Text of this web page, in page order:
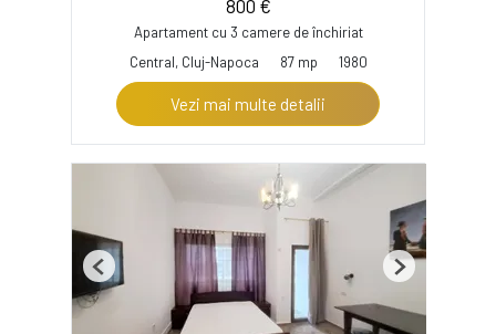
800 €
Apartament cu 3 camere de închiriat
Central, Cluj-Napoca
87 mp 1980
Vezi mai multe detalii
Previous Next